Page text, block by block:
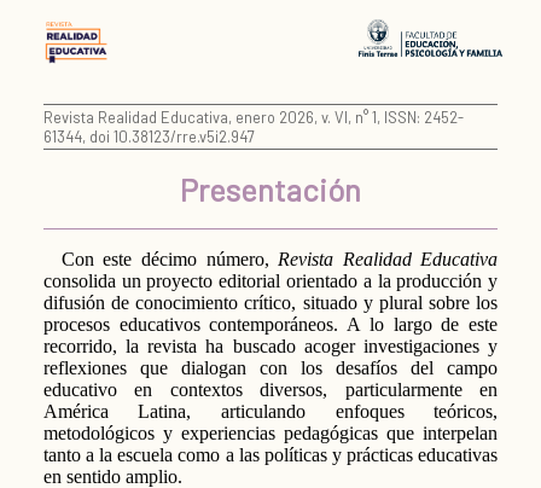
Revista Realidad Educativa, enero 2026, v. VI, n° 1, ISSN: 2452-
61344, doi 10.38123/rre.v5i2.947
Presentación
Con este décimo número, Revista Realidad Educativa
consolida un proyecto editorial orientado a la producción y
difusión de conocimiento crítico, situado y plural sobre los
procesos educativos contemporáneos. A lo largo de este
recorrido, la revista ha buscado acoger investigaciones y
reflexiones que dialogan con los desafíos del campo
educativo en contextos diversos, particularmente en
América Latina, articulando enfoques teóricos,
metodológicos y experiencias pedagógicas que interpelan
tanto a la escuela como a las políticas y prácticas educativas
en sentido amplio.